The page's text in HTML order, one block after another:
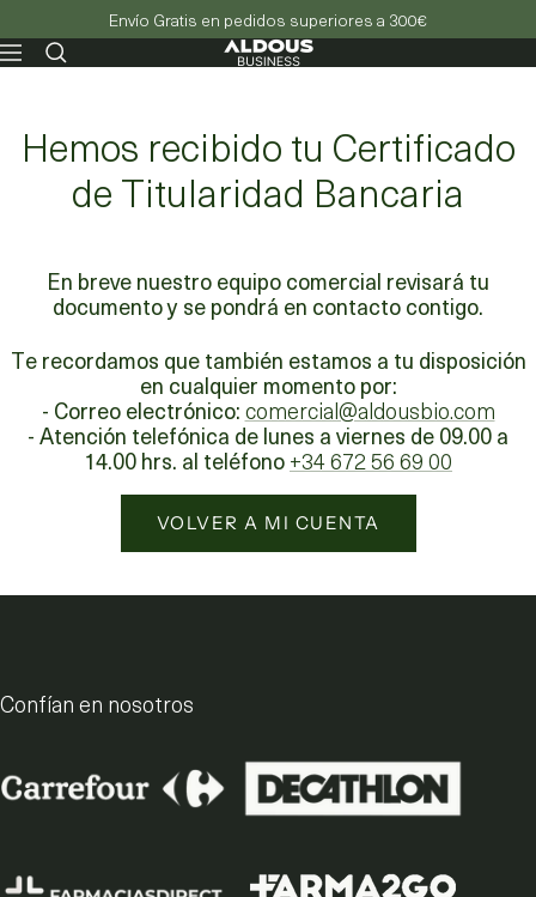
Envío Gratis en pedidos superiores a 300€
Navegación Aldous
-
Hemos recibido tu Certificado
de Titularidad Bancaria
En breve nuestro equipo comercial revisará tu
documento y se pondrá en contacto contigo.
Te recordamos que también estamos a tu disposición
en cualquier momento por:
- Correo electrónico:comercial@aldousbio.com
- Atención telefónica de lunes a viernes de 09.00 a
14.00 hrs. al teléfono+34 672 56 69 00
VOLVER A MI CUENTA
Confían en nosotros